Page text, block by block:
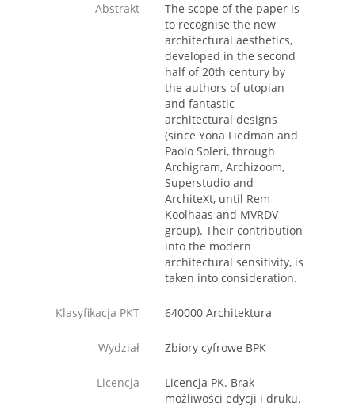
Abstrakt
The scope of the paper is
to recognise the new
architectural aesthetics,
developed in the second
half of 20th century by
the authors of utopian
and fantastic
architectural designs
(since Yona Fiedman and
Paolo Soleri, through
Archigram, Archizoom,
Superstudio and
ArchiteXt, until Rem
Koolhaas and MVRDV
group). Their contribution
into the modern
architectural sensitivity, is
taken into consideration.
Klasyfikacja PKT 640000 Architektura
Wydział Zbiory cyfrowe BPK
Licencja
Licencja PK. Brak
możliwości edycji i druku.